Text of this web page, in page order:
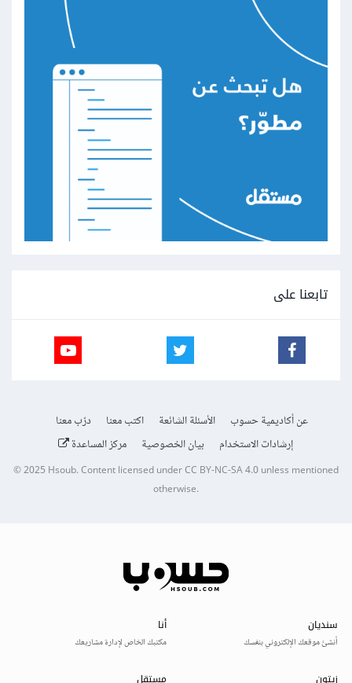
تابعنا على
عن أكاديمية حسوب الأسئلة الشائعة اكتب معنا
درّب معنا
إرشادات الاستخدام
بيان الخصوصية مركز المساعدة
© 2025Hsoub.Content licensed underCC BY-NC-SA 4.0unless mentioned
otherwise.